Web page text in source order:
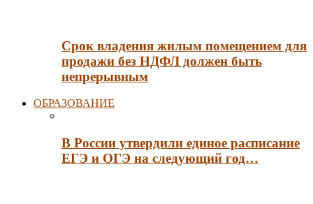
Срок владения жилым помещением для
продажи без НДФЛ должен быть
непрерывным
ОБРАЗОВАНИЕ
В России утвердили единое расписание
ЕГЭ и ОГЭ на следующий год…